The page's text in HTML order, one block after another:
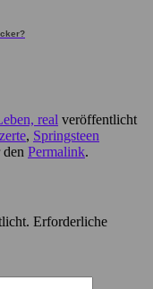
real veröffentlicht
, Springsteen
Permalink.
Erforderliche